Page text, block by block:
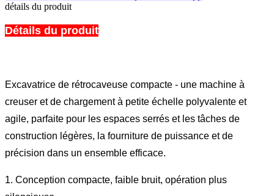
détails du produit
Détails du produit
Excavatrice de rétrocaveuse compacte - une machine à
creuser et de chargement à petite échelle polyvalente et
agile, parfaite pour les espaces serrés et les tâches de
construction légères, la fourniture de puissance et de
précision dans un ensemble efficace.
1. Conception compacte, faible bruit, opération plus